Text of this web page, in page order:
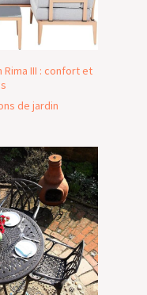
les 24 heures.
Rima III : confort et
de jardin